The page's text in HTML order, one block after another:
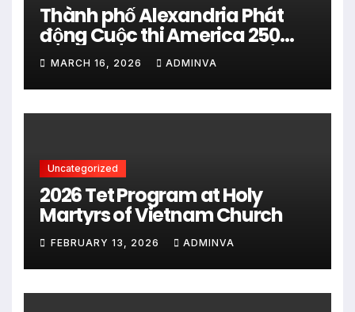
Thành phố Alexandria Phát
động Cuộc thi America 250
City Art Poster Project” Nhằm
kỷ niệm 250 năm thành lập Hợp
chủng quốc Hoa Kỳ vào năm
2026
MARCH 16, 2026 ADMINVA
Uncategorized
2026 Tet Program at Holy
Martyrs of Vietnam Church
FEBRUARY 13, 2026 ADMINVA